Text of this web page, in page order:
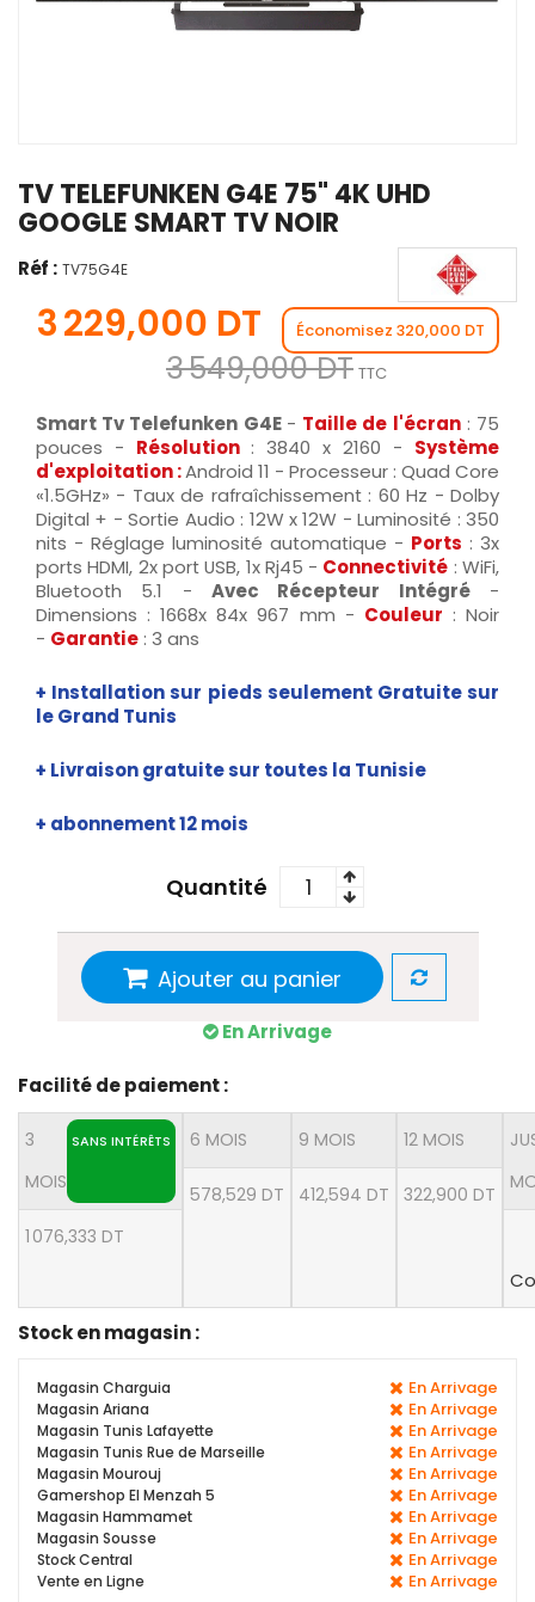
TV TELEFUNKEN G4E 75" 4K UHD
GOOGLE SMART TV NOIR
Réf : TV75G4E
3 229,000 DT Économisez 320,000 DT
3 549,000 DT TTC
Smart Tv Telefunken G4E - Taille de l'écran : 75
pouces - Résolution : 3840 x 2160 - Système
d'exploitation :Android 11 - Processeur : Quad Core
«1.5GHz» - Taux de rafraîchissement : 60 Hz - Dolby
Digital + - Sortie Audio : 12W x 12W - Luminosité : 350
nits - Réglage luminosité automatique - Ports : 3x
ports HDMI, 2x port USB, 1x Rj45 - Connectivité : WiFi,
Bluetooth 5.1 - Avec Récepteur Intégré-
Dimensions : 1668x 84x 967 mm - Couleur : Noir
- Garantie : 3 ans
+ Installation sur pieds seulement Gratuite sur
le Grand Tunis
+ Livraison gratuite sur toutes la Tunisie
+ abonnement 12 mois
Quantité
Ajouter au panier
En Arrivage
Facilité de paiement :
3
MOIS
SANS INTÉRÊTS
1 076,333 DT
6 MOIS
578,529 DT
9 MOIS
412,594 DT
12 MOIS
322,900 DT
Stock en magasin :
Magasin Charguia En Arrivage
Magasin Ariana En Arrivage
Magasin Tunis Lafayette En Arrivage
Magasin Tunis Rue de Marseille En Arrivage
Magasin Mourouj En Arrivage
Gamershop El Menzah 5 En Arrivage
Magasin Hammamet En Arrivage
Magasin Sousse En Arrivage
Stock Central En Arrivage
Vente en Ligne En Arrivage